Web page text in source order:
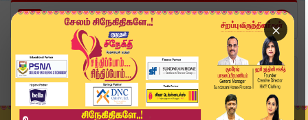
×
Home
இந்தியா
வரதட்சணை கொலை வழக்கு: பிளாக் கேட் கமாண்டோவிற்க...